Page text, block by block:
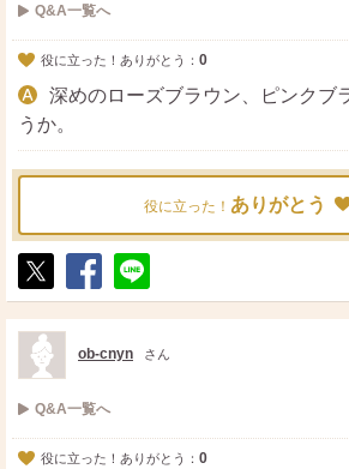
Q&A一覧へ
役に立った！ありがとう： 0
深めのローズブラウン、ピンクブ
うか。
役に立った！ ありがとう
ポ
ス
ト
シ
ェ
送
る
ob-cnyn さん
Q&A一覧へ
役に立った！ありがとう： 0